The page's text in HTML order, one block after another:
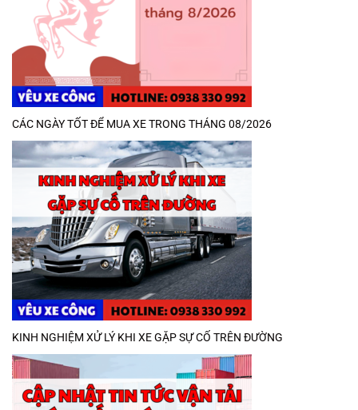
CÁC NGÀY TỐT ĐỂ MUA XE TRONG THÁNG 08/2026
KINH NGHIỆM XỬ LÝ KHI XE GẶP SỰ CỐ TRÊN ĐƯỜNG